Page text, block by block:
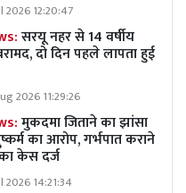
2026 12:20:47
सरयू नहर से 14 वर्षीय
दो दिन पहले लापता हुई
2026 11:29:26
मुकदमा जिताने का झांसा
का आरोप, गर्भपात कराने
केस दर्ज
2026 14:21:34